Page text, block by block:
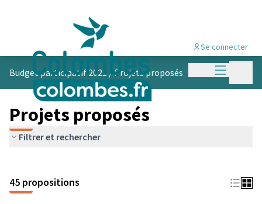
Menu
Se connecter
Budget participatif 2021 /Projets proposés
Projets proposés
Filtrer et rechercher
45 propositions